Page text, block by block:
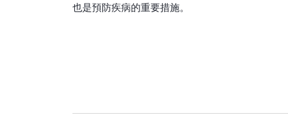
也是預防疾病的重要措施。